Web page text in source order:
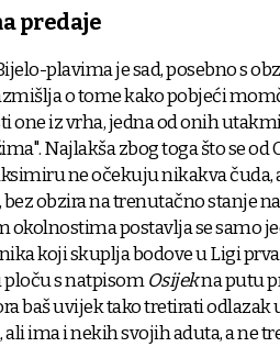
predaje
plavima je sad, posebno s
o tome kako pobjeći
one iz vrha, jedna od onih
Najlakša zbog toga što se
ne očekuju nikakva čuda,
bez obzira na trenutačno stanje
okolnostima postavlja se samo
koji skuplja bodove u Ligi
s natpisomOsijekna putu
baš uvijek tako tretirati
ali ima i nekih svojih aduta, a ne